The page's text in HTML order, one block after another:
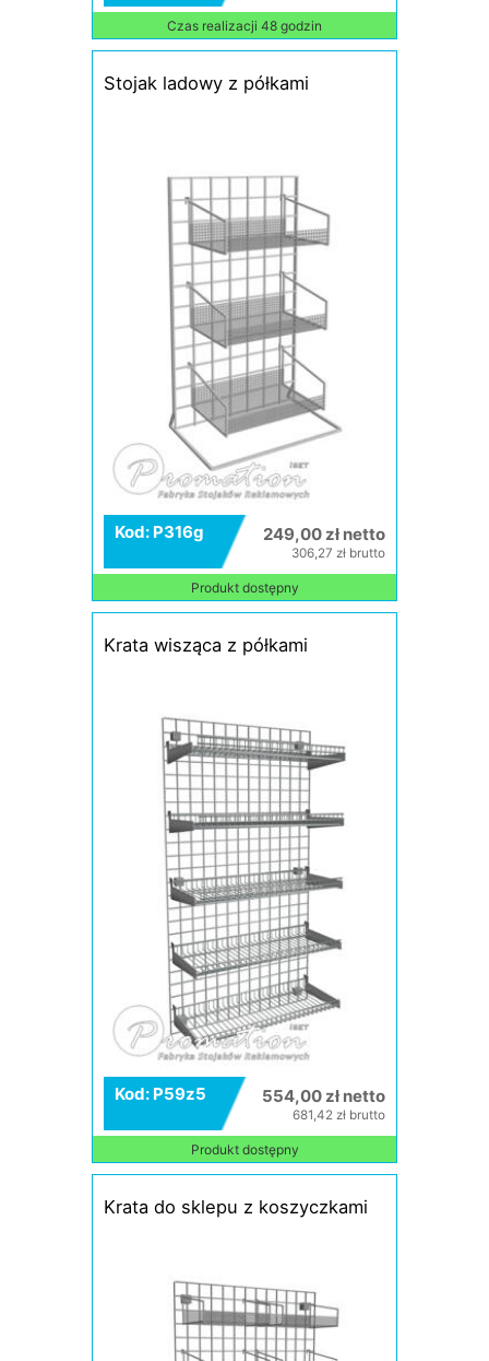
Czas realizacji 48 godzin
Stojak ladowy z półkami
Kod: P316g 249,00 zł netto
306,27 zł brutto
Produkt dostępny
Krata wisząca z półkami
Kod: P59z5 554,00 zł netto
681,42 zł brutto
Produkt dostępny
Krata do sklepu z koszyczkami